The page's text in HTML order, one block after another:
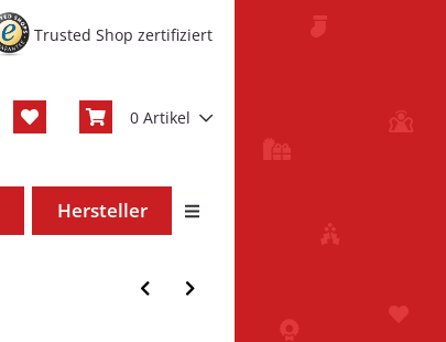
Trusted Shop zertifiziert
0 Artikel
Hersteller